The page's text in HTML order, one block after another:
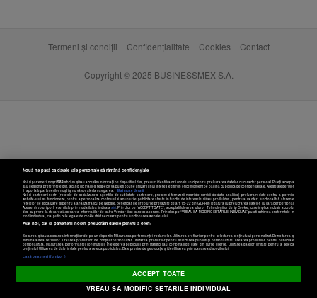
Termeni și condiții Confidențialitate Cookies Contact
Copyright © 2025 BUSINESSMEX S.A.
Setări cookies
Nouă ne pasă ca datele tale personale să rămână confidențiale
Noi și partenerii noștri589stocăm și/sau accesăm informații pe dispozitivul dvs., precum identificatorii cookie unici pentru prelucrarea datelor cu caracter personal. Puteți accepta
sau gestiona preferințele dvs. făcând clic mai jos, respectiv vă puteți opune utilizării unui interes legitim în orice moment pe pagina cu politica de confidențialitate. Aceste alegeri vor
fi raportate partenerilor noștri și nu vă vor afecta navigarea.
Mai multe detalii
Noi si partenerii nostri (retelele de socializare si agentiile de publicitate partenere, precum si furnizorii nostri de servicii de date analitice) prelucram date pentru a permite
website-ului sa functioneze, pentru a personaliza continutul si anunturile publicitare afisate in functie de interesele si/sau profilul dvs., pentru a va oferi functionalitati aferente
retelelor de socializare si pentru a analiza traficul pe website. Beneficiati de drepturile prevazute de art. 15-22 din GDPR in legatura cu prelucrarea datelor cu caracter personal.
Aceste drepturi pot fi exercitate prin modalitatea indicataaici. Prin click pe “ACCEPT TOATE”, acceptati folosirea tuturor Tehnologiilor de tip Cookie, care implica inclusiv acceptul
dvs. cu privire la stocarea/accesarea informatiilor de catre Vendor-ii cu care colaboram. Prin click pe “VREAU SA MODIFIC SETARILE INDIVIDUAL” puteti schimba preferintele in
mod individual, mai putin cele legate de cookie strict necesare pentru functionarea website-ului.
Atât noi, cât și partenerii noștri prelucrăm datele pentru a oferi:
Stocarea și/sau accesarea informațiilor de pe un dispozitiv. Măsurarea performanței reclamelor. Utilizarea profilurilor pentru selectarea conținutului personalizat. Dezvoltarea și
îmbunătățirea serviciilor. Crearea profilurilor de conținut personalizat. Utilizarea profilurilor pentru selectarea publicității personalizate. Crearea profilurilor pentru publicitate
personalizată. Măsurarea performanței conținutului. Înțelegerea publicului prin statistici sau combinații de date din surse diferite. Utilizarea datelor limitate pentru a selecta
conținutul. Utilizarea de date limitate pentru a selecta publicitatea. Date precise de geolocație și identificarea prin scanarea dispozitivului.
Listă parteneri (furnizori)
ACCEPT TOATE
VREAU SA MODIFIC SETARILE INDIVIDUAL